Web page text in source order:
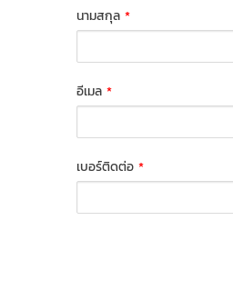
นามสกุล *
อีเมล *
เบอร์ติดต่อ *